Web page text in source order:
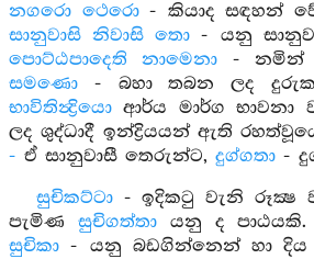
නගරො ථෙරො- කියාද සඳහන්
සානුවාසි නිවාසි තො - යනු
පොට්ඨපාදෙති නාමෙනා - නමින්
සමණො - බහා තබන ලද
භාවිතින්‍ද්‍රියො ආර්ය මාර්ග භාවනා
ලද ශුද්ධාදී ඉන්ද්‍රියයන් ඇති
- ඒ සානුවාසී තෙරුන්ට, දුග්ගතා -
සුචිකට්ටා- ඉදිකටු වැනි රූක්‍ෂ
පැමිණ සුචිගත්තායනු ද
සුචිකා - යනු බඩගින්නෙන් හා දිය